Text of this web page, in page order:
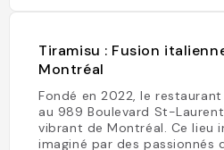
Tiramisu : Fusion
Montréal
Fondé en 2022, le
au 989 Boulevard St-
vibrant de Montréal. Ce lieu
imaginé par des passionnés